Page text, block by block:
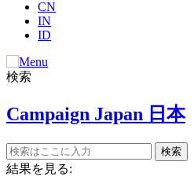
CN
IN
ID
検索
Campaign Japan 日本
結果を見る: